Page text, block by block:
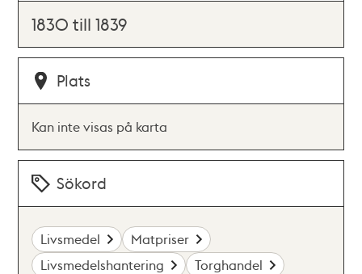
1830 till 1839
Plats
Kan inte visas på karta
Sökord
Livsmedel
Matpriser
Livsmedelshantering
Torghandel